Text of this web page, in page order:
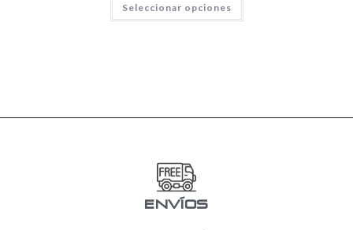
Seleccionar opciones
ENVÍOS